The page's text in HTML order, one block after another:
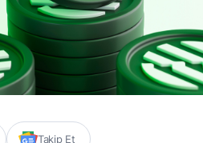
Takip Et